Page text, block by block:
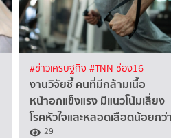
#ข่าวเศรษฐกิจ #TNN ช่อง16
งานวิจัยชี้ คนที่มีกล้ามเนื้อ
หน้าอกแข็งแรง มีแนวโน้มเสี่ยง
โรคหัวใจและหลอดเลือดน้อยกว่า
29